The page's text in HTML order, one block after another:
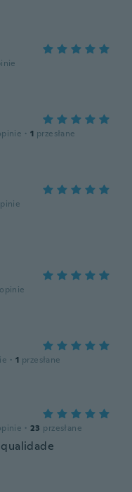
· 1 przesłane
opinie
· 1 przesłane
· 23 przesłane